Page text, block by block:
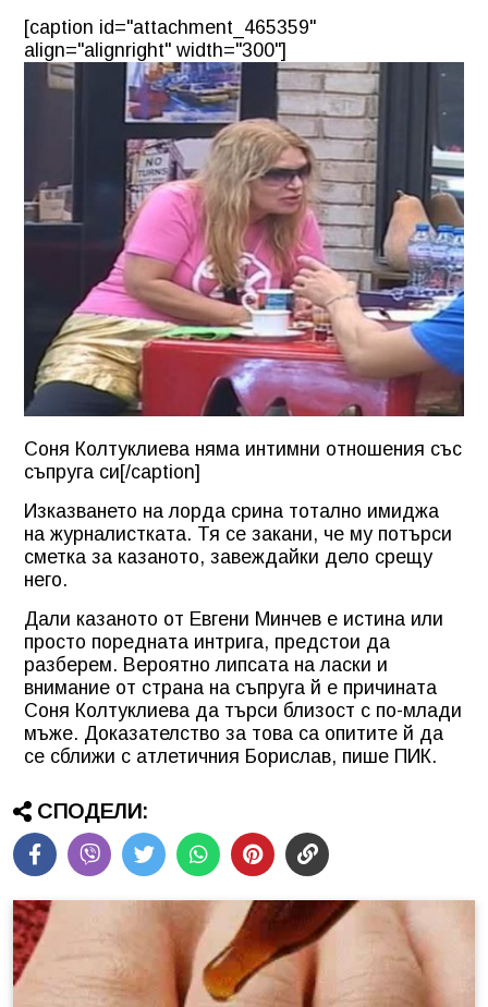
[caption id="attachment_465359"
align="alignright" width="300"]
Соня Колтуклиева няма интимни отношения със
съпруга си[/caption]
Изказването на лорда срина тотално имиджа
на журналистката. Тя се закани, че му потърси
сметка за казаното, завеждайки дело срещу
него.
Дали казаното от Евгени Минчев е истина или
просто поредната интрига, предстои да
разберем. Вероятно липсата на ласки и
внимание от страна на съпруга й е причината
Соня Колтуклиева да търси близост с по-млади
мъже. Доказателство за това са опитите й да
се сближи с атлетичния Борислав, пише ПИК.
СПОДЕЛИ: